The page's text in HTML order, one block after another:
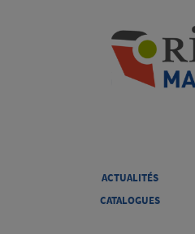
ACTUALITÉS
CATALOGUES